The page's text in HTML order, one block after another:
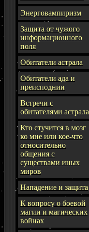
Энерговампиризм
Защита от чужого
информационного
поля
Обитатели астрала
Обитатели ада и
преисподнии
Встречи с
обитателями астрала
Кто стучится в мозг
ко мне или кое-что
относительно
общения с
существами иных
миров
Нападение и защита
К вопросу о боевой
магии и магических
войнах